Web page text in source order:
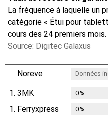
La fréquence à laquelle un
catégorie « Étui pour
cours des 24 premiers mois.
Source: Digitec Galaxus
Noreve Données
1. 3MK 0%
1. Ferryxpress 0%